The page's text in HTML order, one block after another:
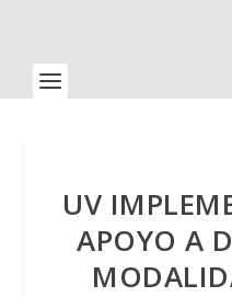
UV
APOYO A